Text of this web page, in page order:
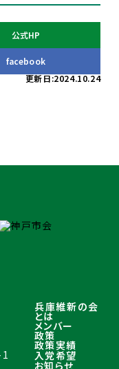
公式HP
facebook
更新日:2024.10.24
兵庫維新の会
とは
メンバー
政策
政策実績
入党希望
お知らせ